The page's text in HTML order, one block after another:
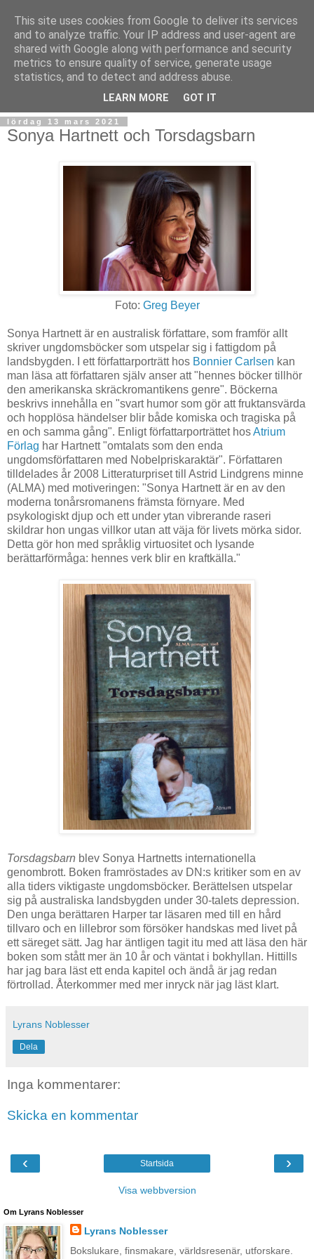
lördag 13 mars 2021
Sonya Hartnett och Torsdagsbarn
Foto: Greg Beyer
Sonya Hartnett är en australisk författare, som framför allt
skriver ungdomsböcker som utspelar sig i fattigdom på
landsbygden. I ett författarporträtt hos Bonnier Carlsen kan
man läsa att författaren själv anser att "hennes böcker tillhör
den amerikanska skräckromantikens genre". Böckerna
beskrivs innehålla en "svart humor som gör att fruktansvärda
och hopplösa händelser blir både komiska och tragiska på
en och samma gång". Enligt författarporträttet hosAtrium
Förlag har Hartnett "omtalats som den enda
ungdomsförfattaren med Nobelpriskaraktär". Författaren
tilldelades år 2008 Litteraturpriset till Astrid Lindgrens minne
(ALMA) med motiveringen: "Sonya Hartnett är en av den
moderna tonårsromanens främsta förnyare. Med
psykologiskt djup och ett under ytan vibrerande raseri
skildrar hon ungas villkor utan att väja för livets mörka sidor.
Detta gör hon med språklig virtuositet och lysande
berättarförmåga: hennes verk blir en kraftkälla."
Torsdagsbarn blev Sonya Hartnetts internationella
genombrott. Boken framröstades av DN:s kritiker som en av
alla tiders viktigaste ungdomsböcker. Berättelsen utspelar
sig på australiska landsbygden under 30-talets depression.
Den unga berättaren Harper tar läsaren med till en hård
tillvaro och en lillebror som försöker handskas med livet på
ett säreget sätt. Jag har äntligen tagit itu med att läsa den här
boken som stått mer än 10 år och väntat i bokhyllan. Hittills
har jag bara läst ett enda kapitel och ändå är jag redan
förtrollad. Återkommer med mer inryck när jag läst klart.
Lyrans Noblesser
Dela
Inga kommentarer:
Skicka en kommentar
‹ ›
Startsida
Visa webbversion
Om Lyrans Noblesser
Lyrans Noblesser
Bokslukare, finsmakare, världsresenär, utforskare.
This site uses cookies from Google to deliver its services
and to analyze traffic. Your IP address and user-agent are
shared with Google along with performance and security
metrics to ensure quality of service, generate usage
statistics, and to detect and address abuse.
LEARN MORE GOT IT